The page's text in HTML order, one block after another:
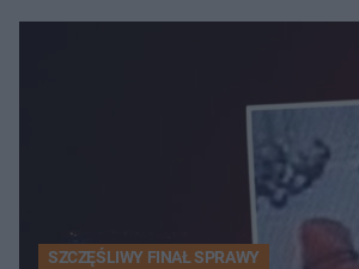
SZCZĘŚLIWY FINAŁ SPRAWY